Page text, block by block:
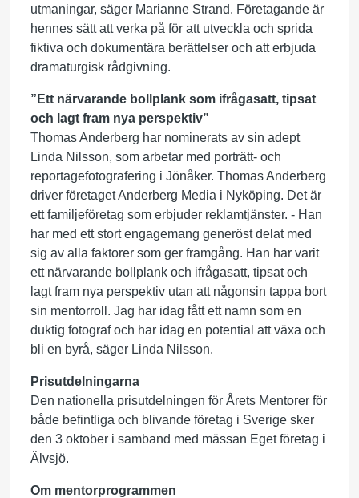
utmaningar, säger Marianne Strand. Företagande är
hennes sätt att verka på för att utveckla och sprida
fiktiva och dokumentära berättelser och att erbjuda
dramaturgisk rådgivning.
” Ett närvarande bollplank som ifrågasatt, tipsat
och lagt fram nya perspektiv”
Thomas Anderberg har nominerats av sin adept
Linda Nilsson, som arbetar med porträtt- och
reportagefotografering i Jönåker. Thomas Anderberg
driver företaget Anderberg Media i Nyköping. Det är
ett familjeföretag som erbjuder reklamtjänster. - Han
har med ett stort engagemang generöst delat med
sig av alla faktorer som ger framgång. Han har varit
ett närvarande bollplank och ifrågasatt, tipsat och
lagt fram nya perspektiv utan att någonsin tappa bort
sin mentorroll. Jag har idag fått ett namn som en
duktig fotograf och har idag en potential att växa och
bli en byrå, säger Linda Nilsson.
Prisutdelningarna
Den nationella prisutdelningen för Årets Mentorer för
både befintliga och blivande företag i Sverige sker
den 3 oktober i samband med mässan Eget företag i
Älvsjö.
Om mentorprogrammen